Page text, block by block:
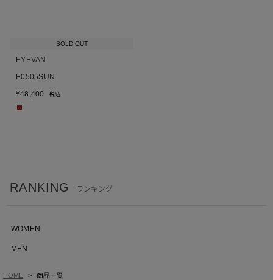
SOLD OUT
EYEVAN
E0505SUN
¥48,400 税込
RANKING ランキング
WOMEN
MEN
HOME 商品一覧